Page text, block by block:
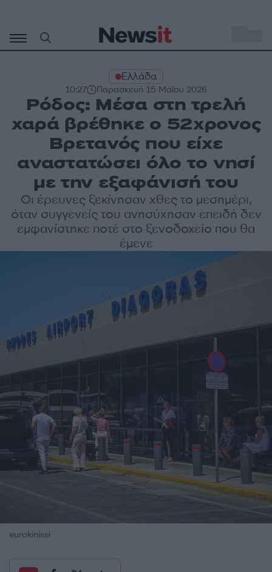
περιεχόμενο
Ελλάδα
10:27 Παρασκευή 15 Μαΐου 2026
Ρόδος: Μέσα στη τρελή
χαρά βρέθηκε ο 52χρονος
Βρετανός που είχε
αναστατώσει όλο το νησί
με την εξαφάνισή του
Οι έρευνες ξεκίνησαν χθες το μεσημέρι,
όταν συγγενείς του ανησύχησαν επειδή δεν
εμφανίστηκε ποτέ στο ξενοδοχείο που θα
έμενε
eurokinissi